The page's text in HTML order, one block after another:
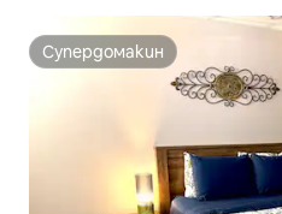
Супердомакин
Супердомакин